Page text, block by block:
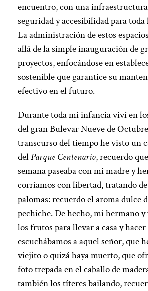
encuentro, con una infraestructura
seguridad y accesibilidad para
La administración de estos
allá de la simple inauguración de
proyectos, enfocándose en
sostenible que garantice su
efectivo en el futuro.
Durante toda mi infancia viví en
del gran Bulevar Nueve de
transcurso del tiempo he visto un
delParque Centenario, recuerdo
semana paseaba con mi madre y
corríamos con libertad, tratando
palomas: recuerdo el aroma dulce
pechiche. De hecho, mi hermano y
los frutos para llevar a casa y
escuchábamos a aquel señor, que
viejito o quizá haya muerto, que
foto trepada en el caballo de
también los títeres bailando,